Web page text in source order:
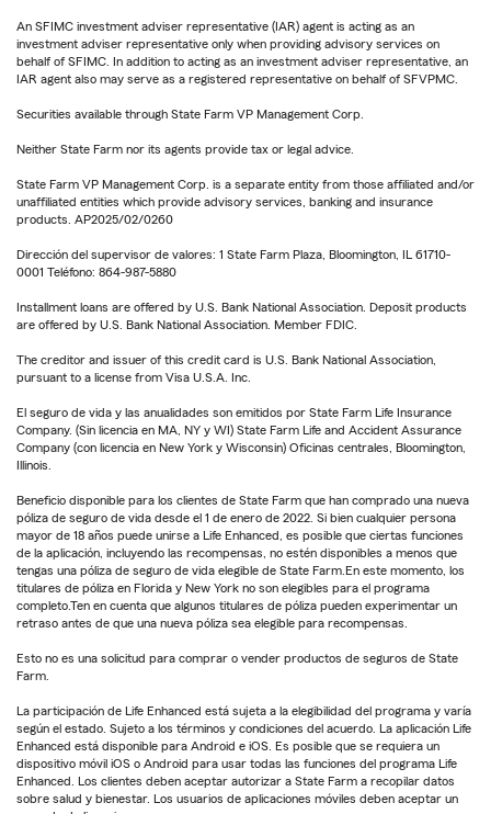
An SFIMC investment adviser representative (IAR) agent is acting as an
investment adviser representative only when providing advisory services on
behalf of SFIMC. In addition to acting as an investment adviser representative, an
IAR agent also may serve as a registered representative on behalf of SFVPMC.
Securities available through State Farm VP Management Corp.
Neither State Farm nor its agents provide tax or legal advice.
State Farm VP Management Corp. is a separate entity from those affiliated and/or
unaffiliated entities which provide advisory services, banking and insurance
products. AP2025/02/0260
Dirección del supervisor de valores: 1 State Farm Plaza, Bloomington, IL 61710-
0001 Teléfono: 864-987-5880
Installment loans are offered by U.S. Bank National Association. Deposit products
are offered by U.S. Bank National Association. Member FDIC.
The creditor and issuer of this credit card is U.S. Bank National Association,
pursuant to a license from Visa U.S.A. Inc.
El seguro de vida y las anualidades son emitidos por State Farm Life Insurance
Company. (Sin licencia en MA, NY y WI) State Farm Life and Accident Assurance
Company (con licencia en New York y Wisconsin) Oficinas centrales, Bloomington,
Illinois.
Beneficio disponible para los clientes de State Farm que han comprado una nueva
póliza de seguro de vida desde el 1 de enero de 2022. Si bien cualquier persona
mayor de 18 años puede unirse a Life Enhanced, es posible que ciertas funciones
de la aplicación, incluyendo las recompensas, no estén disponibles a menos que
tengas una póliza de seguro de vida elegible de State Farm.En este momento, los
titulares de póliza en Florida y New York no son elegibles para el programa
completo.Ten en cuenta que algunos titulares de póliza pueden experimentar un
retraso antes de que una nueva póliza sea elegible para recompensas.
Esto no es una solicitud para comprar o vender productos de seguros de State
Farm.
La participación de Life Enhanced está sujeta a la elegibilidad del programa y varía
según el estado. Sujeto a los términos y condiciones del acuerdo. La aplicación Life
Enhanced está disponible para Android e iOS. Es posible que se requiera un
dispositivo móvil iOS o Android para usar todas las funciones del programa Life
Enhanced. Los clientes deben aceptar autorizar a State Farm a recopilar datos
sobre salud y bienestar. Los usuarios de aplicaciones móviles deben aceptar un